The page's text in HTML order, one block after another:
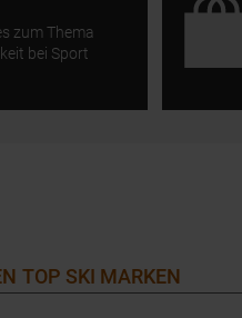
zum Thema
bei Sport
TOP SKI MARKEN